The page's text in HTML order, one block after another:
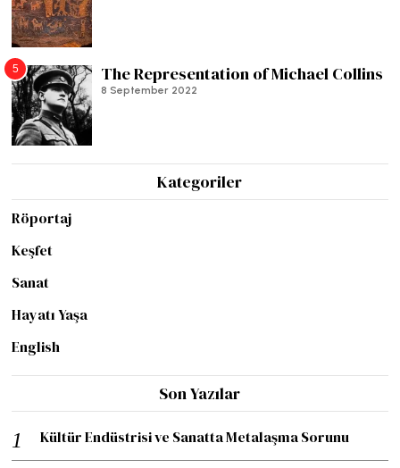
5 The Representation of Michael Collins
8 September 2022
Kategoriler
Röportaj
Keşfet
Sanat
Hayatı Yaşa
English
Son Yazılar
Kültür Endüstrisi ve Sanatta Metalaşma Sorunu